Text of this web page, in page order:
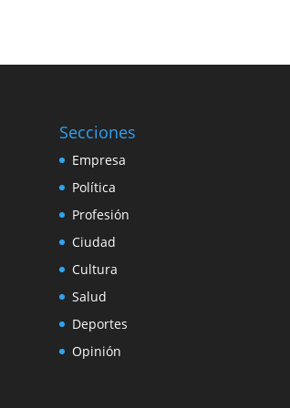
Secciones
Empresa
Política
Profesión
Ciudad
Cultura
Salud
Deportes
Opinión